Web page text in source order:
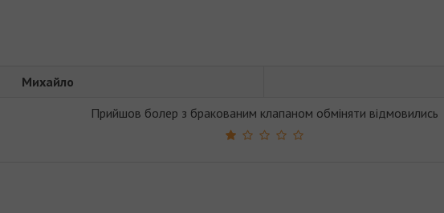
Михайло
Прийшов болер з бракованим клапаном обміняти відмовились